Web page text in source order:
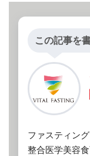
この記事を
ファスティン
整合医学美容